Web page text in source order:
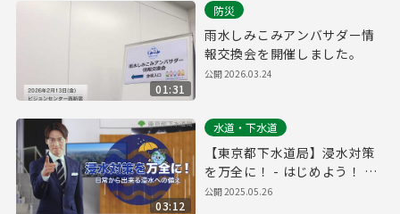
01:31
防災
雨水しみこみアンバサダー情
報交換会を開催しました。
公開2026.03.24
03:12
水道・下水道
【東京都下水道局】浸水対策
を万全に！ - はじめよう！ 安
心Action！（フル版）
公開2025.05.26